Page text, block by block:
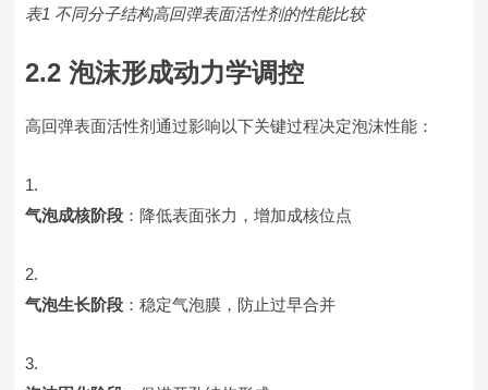
表1 不同分子结构高回弹表面活性剂的性能比较
2.2 泡沫形成动力学调控
高回弹表面活性剂通过影响以下关键过程决定泡沫性能：
气泡成核阶段 ：降低表面张力，增加成核位点
气泡生长阶段 ：稳定气泡膜，防止过早合并